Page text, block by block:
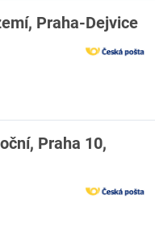
Praha-Dejvice
Praha 10,